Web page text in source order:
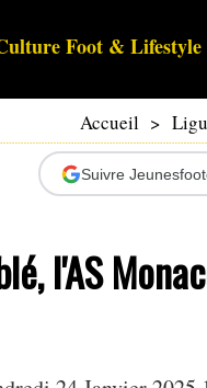
Foot & Lifestyle
Accueil >
Suivre
l'AS